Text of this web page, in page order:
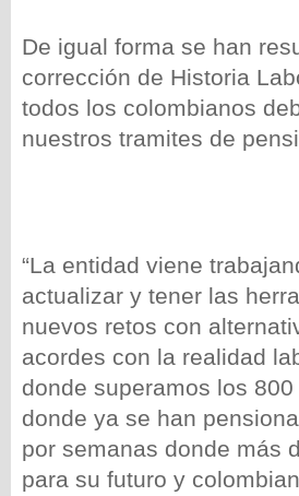
De igual forma se han
corrección de Historia
todos los colombianos
nuestros tramites de
“La entidad viene
actualizar y tener las
nuevos retos con
acordes con la realidad
donde superamos los
donde ya se han
por semanas donde más
para su futuro y